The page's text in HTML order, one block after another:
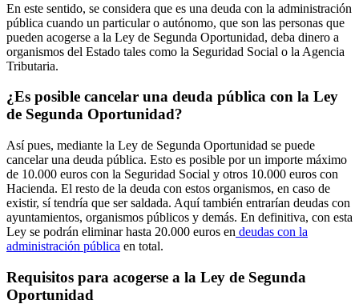
En este sentido, se considera que es una deuda con la administración
pública cuando un particular o autónomo, que son las personas que
pueden acogerse a la Ley de Segunda Oportunidad, deba dinero a
organismos del Estado tales como la Seguridad Social o la Agencia
Tributaria.
¿Es posible cancelar una deuda pública con la Ley
de Segunda Oportunidad?
Así pues, mediante la Ley de Segunda Oportunidad se puede
cancelar una deuda pública. Esto es posible por un importe máximo
de 10.000 euros con la Seguridad Social y otros 10.000 euros con
Hacienda. El resto de la deuda con estos organismos, en caso de
existir, sí tendría que ser saldada. Aquí también entrarían deudas con
ayuntamientos, organismos públicos y demás. En definitiva, con esta
Ley se podrán eliminar hasta 20.000 euros en deudas con la
administración pública en total.
Requisitos para acogerse a la Ley de Segunda
Oportunidad